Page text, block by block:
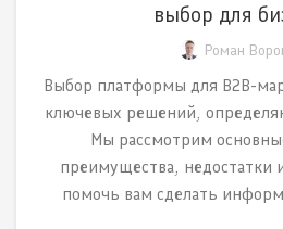
выбор для
Роман
Выбор платформы для B2B-
ключевых решений,
Мы рассмотрим
преимущества, недостатки
помочь вам сделать